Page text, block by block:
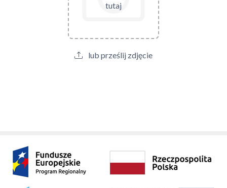
tutaj
lub prześlij zdjęcie